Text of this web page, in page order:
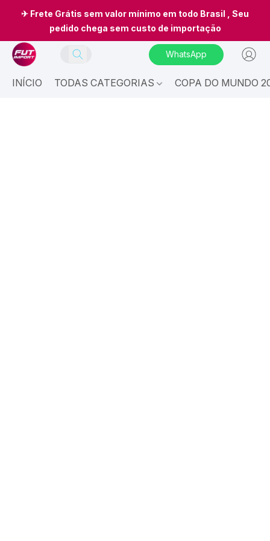
✈ Frete Grátis sem valor mínimo em todo Brasil , Seu
pedido chega sem custo de importação
WhatsApp
INÍCIO TODAS CATEGORIAS COPA DO MUNDO